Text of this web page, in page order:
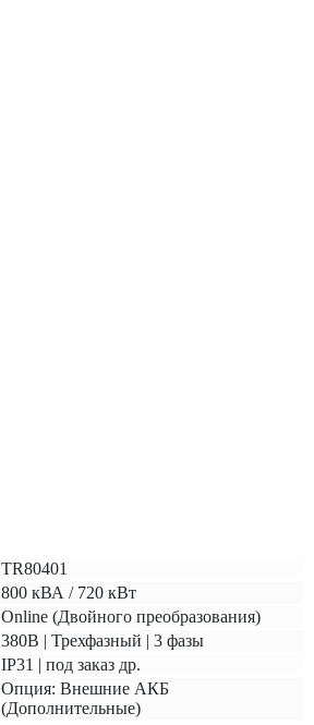
TR80401
800 кВА / 720 кВт
Online (Двойного преобразования)
380В | Трехфазный | 3 фазы
IP31 | под заказ др.
Опция: Внешние АКБ
(Дополнительные)